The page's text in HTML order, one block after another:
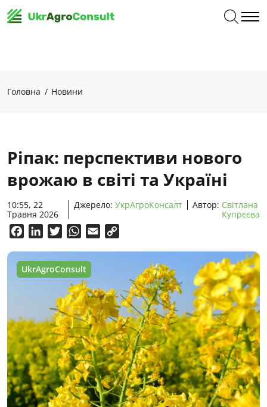
Головна Новини
Ріпак: перспективи нового
врожаю в світі та Україні
10:55, 22
Травня 2026
Джерело: УкрАгроКонсалт Автор: Світлана
Купрєєва
FacebookLinkedInTwitterWhatsApp
Email
UkrAgroConsult